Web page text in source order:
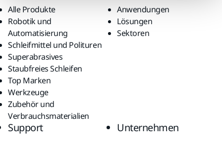
Alle Produkte
Robotik und
Automatisierung
Schleifmittel und Polituren
Superabrasives
Staubfreies Schleifen
Top Marken
Werkzeuge
Zubehör und
Verbrauchsmaterialien
Anwendungen
Lösungen
Sektoren
Support Unternehmen